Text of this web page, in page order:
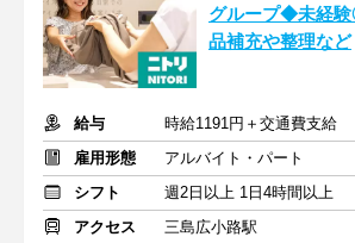
グループ◆未経
品補充や整理など
給与
時給1191円＋交通費支給
雇用形態
アルバイト・パート
シフト
週2日以上 1日4時間以上
アクセス
三島広小路駅